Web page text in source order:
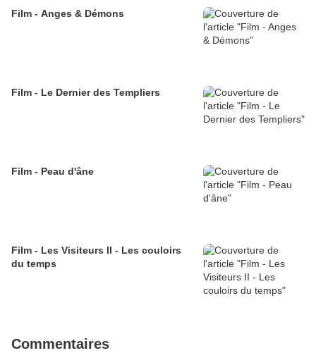
Film - Anges & Démons
Film - Le Dernier des Templiers
Film - Peau d'âne
Film - Les Visiteurs II - Les couloirs
du temps
Commentaires